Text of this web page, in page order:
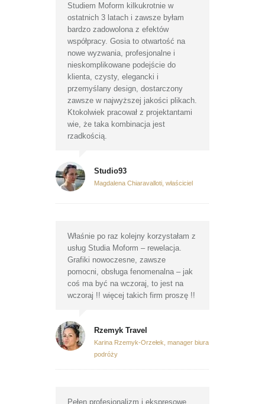
Studiem Moform kilkukrotnie w
ostatnich 3 latach i zawsze byłam
bardzo zadowolona z efektów
współpracy. Gosia to otwartość na
nowe wyzwania, profesjonalne i
nieskomplikowane podejście do
klienta, czysty, elegancki i
przemyślany design, dostarczony
zawsze w najwyższej jakości plikach.
Ktokolwiek pracował z projektantami
wie, że taka kombinacja jest
rzadkością.
Studio93
Magdalena Chiaravalloti, właściciel
Właśnie po raz kolejny korzystałam z
usług Studia Moform – rewelacja.
Grafiki nowoczesne, zawsze
pomocni, obsługa fenomenalna – jak
coś ma być na wczoraj, to jest na
wczoraj !! więcej takich firm proszę !!
Rzemyk Travel
Karina Rzemyk-Orzełek, manager biura
podróży
Pełen profesjonalizm i ekspresowe